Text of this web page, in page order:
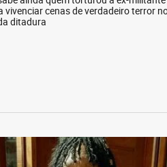
vivenciar cenas de verdadeiro terror
ditadura